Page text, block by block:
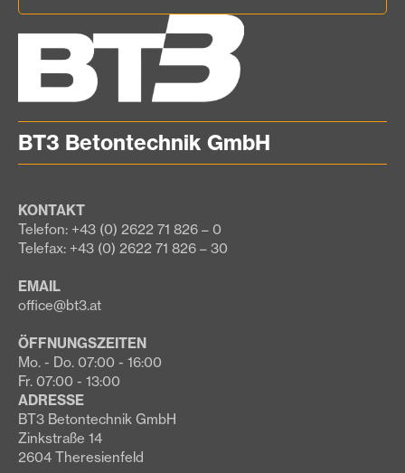
BT3 Betontechnik GmbH
KONTAKT
Telefon: +43 (0) 2622 71 826 – 0
Telefax: +43 (0) 2622 71 826 – 30
EMAIL
office@bt3.at
ÖFFNUNGSZEITEN
Mo. - Do. 07:00 - 16:00
Fr. 07:00 - 13:00
ADRESSE
BT3 Betontechnik GmbH
Zinkstraße 14
2604 Theresienfeld